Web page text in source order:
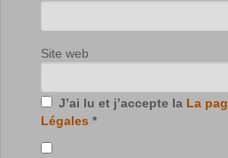
Site web
J’ai lu et j’accepte la La
Légales *